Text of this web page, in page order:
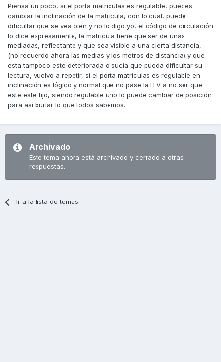
Piensa un poco, si el porta matriculas es regulable, puedes
cambiar la inclinación de la matricula, con lo cual, puede
dificultar que se vea bien y no lo digo yo, el código de circulación
lo dice expresamente, la matricula tiene que ser de unas
mediadas, reflectante y que sea visible a una cierta distancia,
(no recuerdo ahora las medias y los metros de distancia) y que
esta tampoco este deteriorada o sucia que pueda dificultar su
lectura, vuelvo a repetir, si el porta matriculas es regulable en
inclinación es lógico y normal que no pase la ITV a no ser que
este este fijo, siendo regulable uno lo puede cambiar de posición
para así burlar lo que todos sabemos.
Archivado
Este tema ahora está archivado y cerrado a otras
respuestas.
Ir a la lista de temas